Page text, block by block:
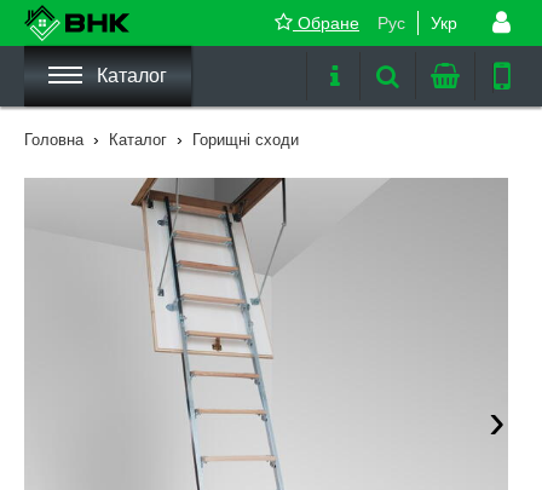
Рус Укр
Обране
Каталог
Головна › Каталог › Горищні сходи
›